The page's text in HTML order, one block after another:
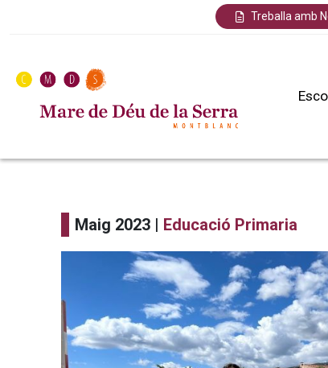
Treballa amb
Maig 2023 | Educació Primaria